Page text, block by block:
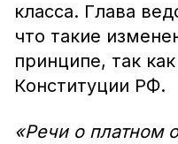
класса. Глава
что такие
принципе, так
Конституции РФ.
«Речи о платном